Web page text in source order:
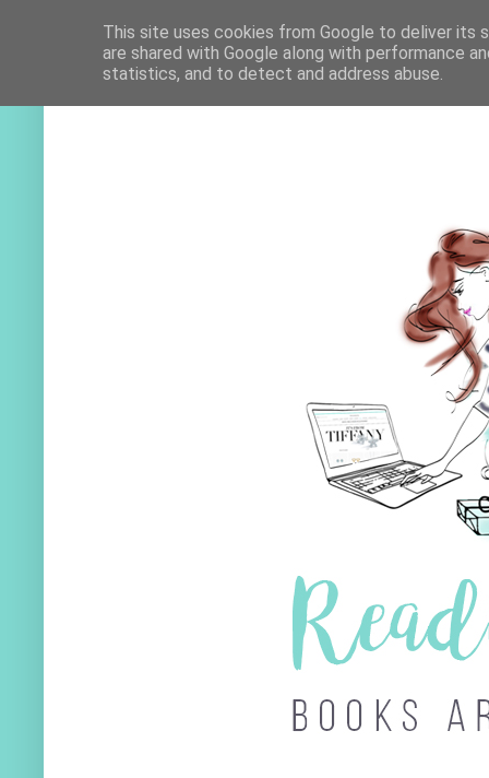
This site uses cookies from Google to deliver its
are shared with Google along with performance
statistics, and to detect and address abuse.